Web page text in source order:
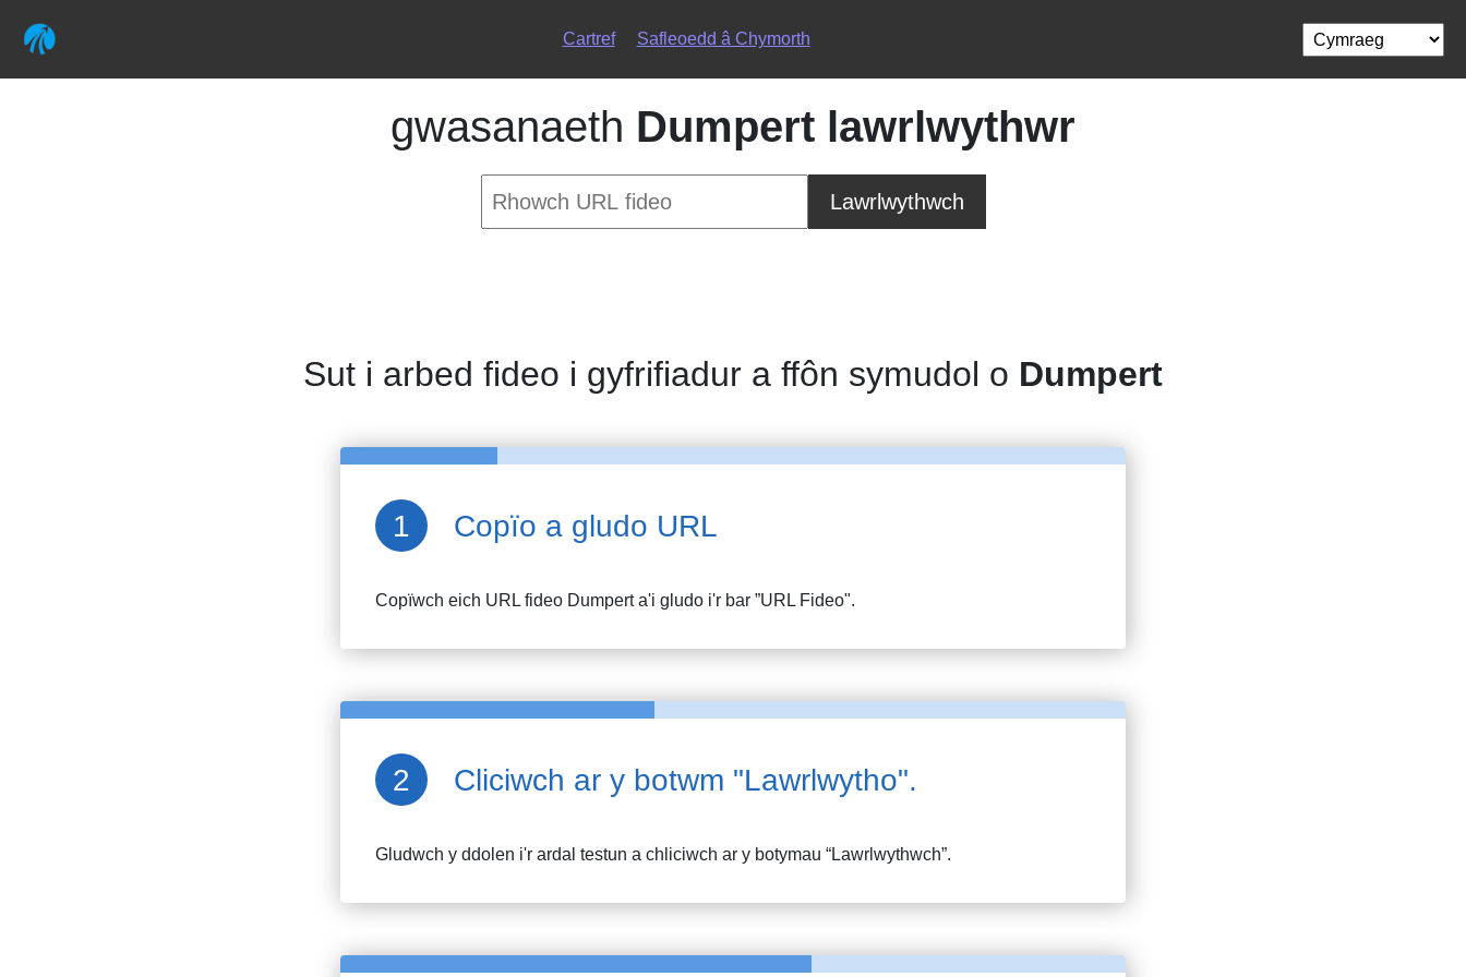
Cartref Safleoedd â Chymorth
gwasanaeth Dumpert lawrlwythwr
Lawrlwythwch
Sut i arbed fideo i gyfrifiadur a ffôn symudol o Dumpert
Copïo a gludo URL
Copïwch eich URL fideo Dumperta'i gludo i'r bar ”URL Fideo".
Cliciwch ar y botwm "Lawrlwytho".
Gludwch y ddolen i'r ardal testun a chliciwch ar y botymau “Lawrlwythwch”.